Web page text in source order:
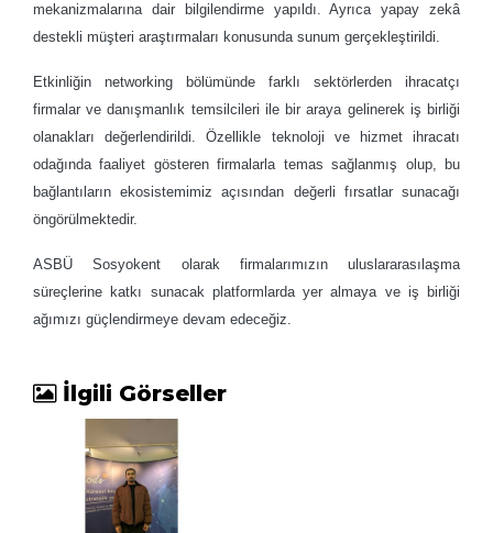
mekanizmalarına dair bilgilendirme yapıldı. Ayrıca yapay zekâ
destekli müşteri araştırmaları konusunda sunum gerçekleştirildi.
Etkinliğin networking bölümünde farklı sektörlerden ihracatçı
firmalar ve danışmanlık temsilcileri ile bir araya gelinerek iş birliği
olanakları değerlendirildi. Özellikle teknoloji ve hizmet ihracatı
odağında faaliyet gösteren firmalarla temas sağlanmış olup, bu
bağlantıların ekosistemimiz açısından değerli fırsatlar sunacağı
öngörülmektedir.
ASBÜ Sosyokent olarak firmalarımızın uluslararasılaşma
süreçlerine katkı sunacak platformlarda yer almaya ve iş birliği
ağımızı güçlendirmeye devam edeceğiz.
İlgili Görseller